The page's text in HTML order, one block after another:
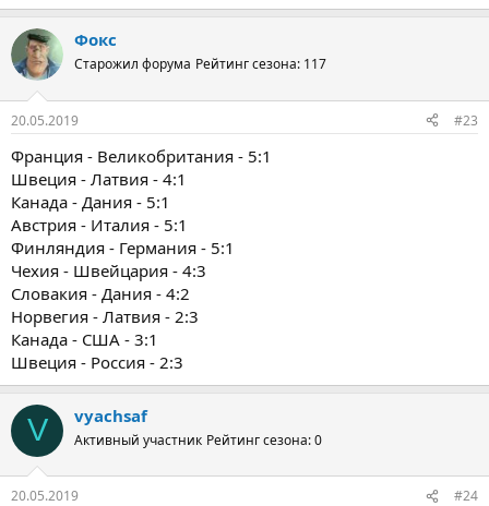
Фокс
Старожил форума Рейтинг сезона: 117
20.05.2019 #23
Франция - Великобритания - 5:1
Швеция - Латвия - 4:1
Канада - Дания - 5:1
Австрия - Италия - 5:1
Финляндия - Германия - 5:1
Чехия - Швейцария - 4:3
Словакия - Дания - 4:2
Норвегия - Латвия - 2:3
Канада - США - 3:1
Швеция - Россия - 2:3
V vyachsaf
Активный участник Рейтинг сезона: 0
20.05.2019 #24